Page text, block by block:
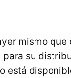
mismo
su
está